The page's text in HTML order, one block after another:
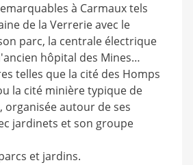
à Carmaux tels
de la Verrerie avec le
parc, la centrale électrique
hôpital des Mines…
telles que la cité des Homps
la cité minière typique de
organisée autour de ses
jardinets et son groupe
et jardins.